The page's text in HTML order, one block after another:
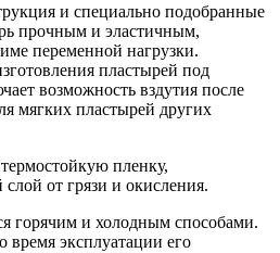
и специально подобранные
прочным и эластичным,
переменной нагрузки.
пластырей под
возможность вздутия после
мягких пластырей других
пленку,
от грязи и окисления.
горячим и холодным способами.
время эксплуатации его